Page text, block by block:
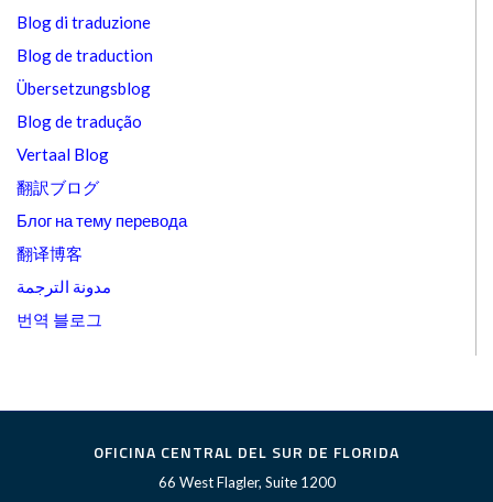
Blog di traduzione
Blog de traduction
Übersetzungsblog
Blog de tradução
Vertaal Blog
翻訳ブログ
Блог на тему перевода
翻译博客
مدونة الترجمة
번역 블로그
OFICINA CENTRAL DEL SUR DE FLORIDA
66 West Flagler, Suite 1200